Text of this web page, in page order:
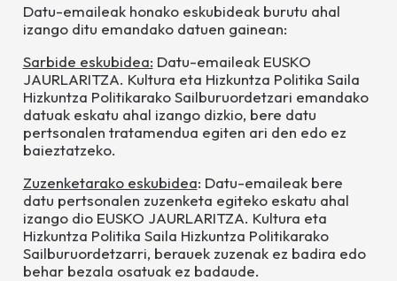
Datu-emaileak honako eskubideak burutu ahal
izango ditu emandako datuen gainean:
Sarbide eskubidea: Datu-emaileakEUSKO
JAURLARITZA. Kultura eta Hizkuntza Politika Saila
Hizkuntza Politikarako Sailburuordetzari emandako
datuak eskatu ahal izango dizkio, bere datu
pertsonalen tratamendua egiten ari den edo ez
baieztatzeko.
Zuzenketarako eskubidea: Datu-emaileak bere
datu pertsonalen zuzenketa egiteko eskatu ahal
izango dio EUSKO JAURLARITZA. Kultura eta
Hizkuntza Politika Saila Hizkuntza Politikarako
Sailburuordetzarri, berauek zuzenak ez badira edo
behar bezala osatuak ez badaude.